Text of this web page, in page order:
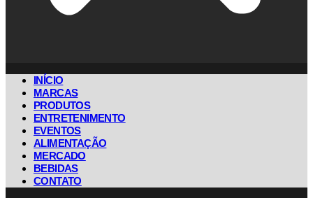
INÍCIO
MARCAS
PRODUTOS
ENTRETENIMENTO
EVENTOS
ALIMENTAÇÃO
MERCADO
BEBIDAS
CONTATO